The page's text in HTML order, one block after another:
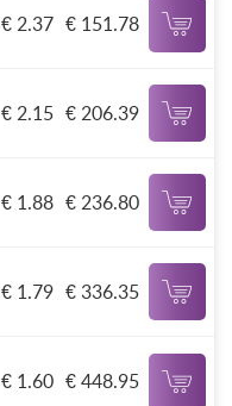
€ 2.37 € 151.78
€ 2.15 € 206.39
€ 1.88 € 236.80
€ 1.79 € 336.35
€ 1.60 € 448.95